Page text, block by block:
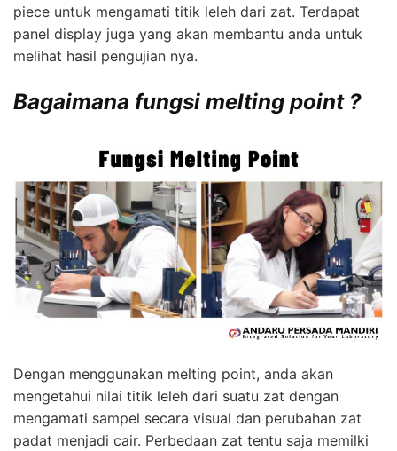
piece untuk mengamati titik leleh dari zat. Terdapat
panel display juga yang akan membantu anda untuk
melihat hasil pengujian nya.
Bagaimana fungsi melting point ?
Dengan menggunakan melting point, anda akan
mengetahui nilai titik leleh dari suatu zat dengan
mengamati sampel secara visual dan perubahan zat
padat menjadi cair. Perbedaan zat tentu saja memilki